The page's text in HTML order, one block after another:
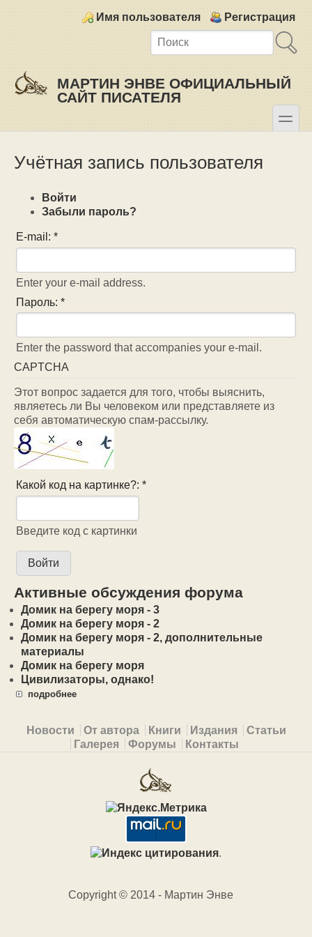
Login links
Имя пользователя Регистрация
МАРТИН ЭНВЕ ОФИЦИАЛЬНЫЙ
САЙТ ПИСАТЕЛЯ
toggle
Учётная запись пользователя
Войти
Забыли пароль?
E-mail:*
Enter your e-mail address.
Пароль:*
Enter the password that accompanies your e-mail.
CAPTCHA
Этот вопрос задается для того, чтобы выяснить,
являетесь ли Вы человеком или представляете из
себя автоматическую спам-рассылку.
Какой код на картинке?:*
Введите код с картинки
Активные обсуждения форума
Домик на берегу моря - 3
Домик на берегу моря - 2
Домик на берегу моря - 2, дополнительные
материалы
Домик на берегу моря
Цивилизаторы, однако!
подробнее
Primary menu
Новости От автора Книги Издания
Статьи
Галерея
Форумы Контакты
.
Copyright © 2014 - Мартин Энве